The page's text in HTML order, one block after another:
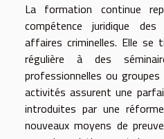
La formation continue
compétence juridique
affaires criminelles. Elle se
régulière à des
professionnelles ou
activités assurent une
introduites par une
nouveaux moyens de